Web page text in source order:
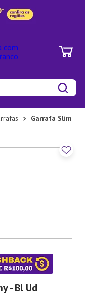
Garrafa Slim
- Bl Ud